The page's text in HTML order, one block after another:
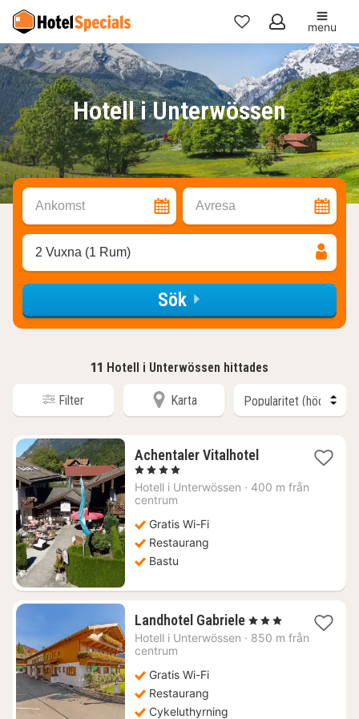
Mina
favoriter
menu
Hotell i Unterwössen
Ankomst Avresa
2 Vuxna (1 Rum)
Sök
11 Hotell i Unterwössen hittades
Filter Karta
Achentaler Vitalhotel1
från
, 4 Stjärnor
Hotell i Unterwössen · 400 m från
centrum
Gratis Wi-Fi
Restaurang
Bastu
Landhotel Gabriele1
natt
, 3 Stjärnor
Hotell i Unterwössen · 850 m från
centrum
Gratis Wi-Fi
Restaurang
Cykeluthyrning